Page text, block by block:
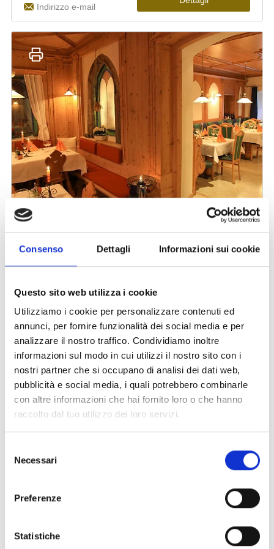
Consenso Dettagli Informazioni sui cookie
Questo sito web utilizza i cookie
Utilizziamo i cookie per personalizzare contenuti ed
annunci, per fornire funzionalità dei social media e per
analizzare il nostro traffico. Condividiamo inoltre
informazioni sul modo in cui utilizzi il nostro sito con i
nostri partner che si occupano di analisi dei dati web,
pubblicità e social media, i quali potrebbero combinarle
con altre informazioni che hai fornito loro o che hanno
raccolto dal tuo utilizzo dei loro servizi.
delNecessari
Preferenze
Statistiche